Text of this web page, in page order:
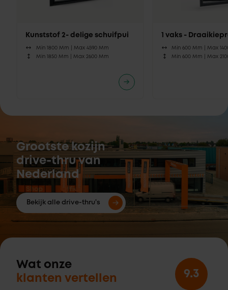
Kunststof 2- delige schuifpui
Min 1800 Mm | Max 4590 Mm
Min 1850 Mm | Max 2600 Mm
1 vaks -
Min 600 Mm |Max
Min 600 Mm |Max
Grootste kozijn
drive-thru van
Nederland
Bekijk alle drive-thru's
Wat onze
klanten vertellen
9.3